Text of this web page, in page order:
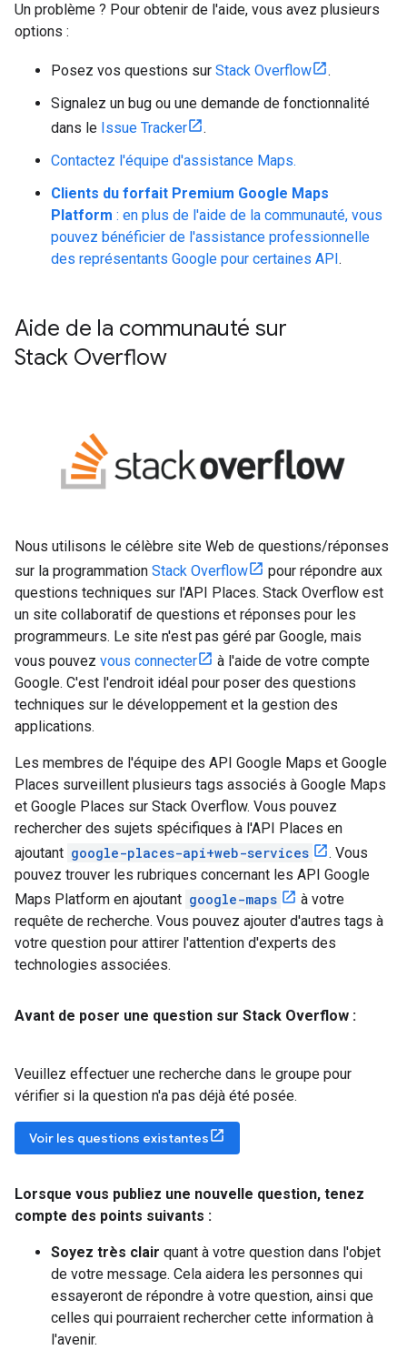
Un problème ? Pour obtenir de l'aide, vous avez plusieurs
options :
Posez vos questions sur Stack Overflow
.
Signalez un bug ou une demande de fonctionnalité
dans le Issue Tracker
.
Contactez l'équipe d'assistance Maps.
Clients du forfait Premium Google Maps
Platform : en plus de l'aide de la communauté, vous
pouvez bénéficier de l'assistance professionnelle
des représentants Google pour certaines API.
Aide de la communauté sur
Stack Overflow
Nous utilisons le célèbre site Web de questions/réponses
sur la programmation Stack Overflow
pour répondre aux
questions techniques sur l'API Places. Stack Overflow est
un site collaboratif de questions et réponses pour les
programmeurs. Le site n'est pas géré par Google, mais
vous pouvez vous connecter
à l'aide de votre compte
Google. C'est l'endroit idéal pour poser des questions
techniques sur le développement et la gestion des
applications.
Les membres de l'équipe des API Google Maps et Google
Places surveillent plusieurs tags associés à Google Maps
et Google Places sur Stack Overflow. Vous pouvez
rechercher des sujets spécifiques à l'API Places en
ajoutant google-places-api+web-services
. Vous
pouvez trouver les rubriques concernant les API Google
Maps Platform en ajoutant google-maps
à votre
requête de recherche. Vous pouvez ajouter d'autres tags à
votre question pour attirer l'attention d'experts des
technologies associées.
Avant de poser une question sur Stack Overflow :
Veuillez effectuer une recherche dans le groupe pour
vérifier si la question n'a pas déjà été posée.
Voir les questions existantes
Lorsque vous publiez une nouvelle question, tenez
compte des points suivants :
Soyez très clair quant à votre question dans l'objet
de votre message. Cela aidera les personnes qui
essayeront de répondre à votre question, ainsi que
celles qui pourraient rechercher cette information à
l'avenir.